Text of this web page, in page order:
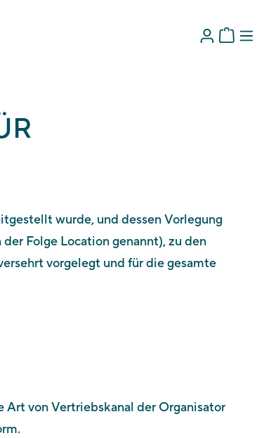
wurde, und dessen Vorlegung
Folge Location genannt), zu den
vorgelegt und für die gesamte
von Vertriebskanal der Organisator